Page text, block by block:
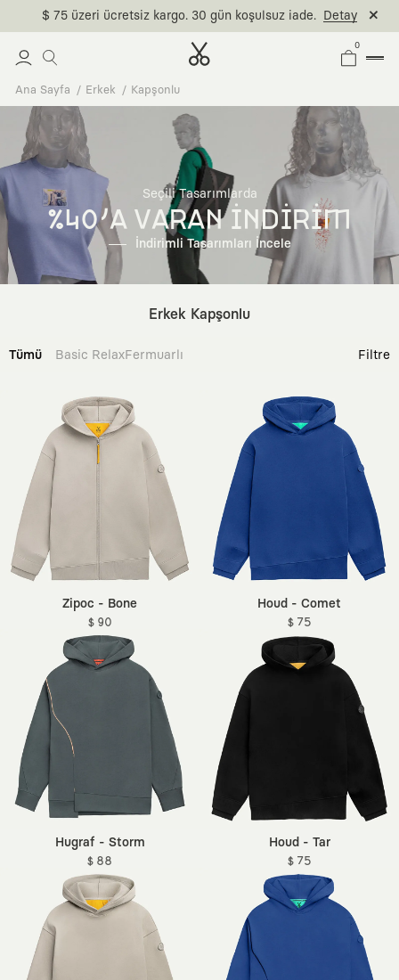
0
Ana Sayfa Erkek Kapşonlu
Seçili Tasarımlarda
%40'A VARAN İNDİRİM
İndirimli Tasarımları İncele
Erkek Kapşonlu
Tümü Basic RelaxFermuarlı Filtre
Zipoc - Bone
$ 90
Houd - Comet
$ 75
Hugraf - Storm
$ 88
Houd - Tar
$ 75